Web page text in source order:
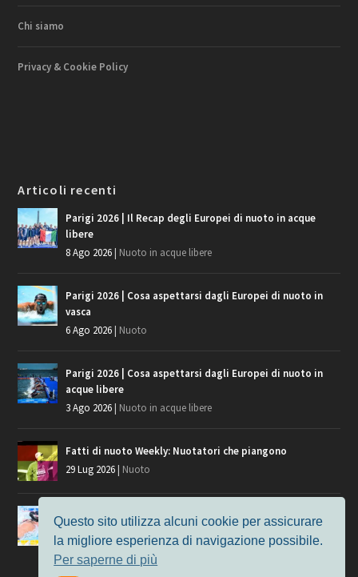
Chi siamo
Privacy & Cookie Policy
Articoli recenti
Parigi 2026 | Il Recap degli Europei di nuoto in acque
libere
8 Ago 2026| Nuoto in acque libere
Parigi 2026 | Cosa aspettarsi dagli Europei di nuoto in
vasca
6 Ago 2026| Nuoto
Parigi 2026 | Cosa aspettarsi dagli Europei di nuoto in
acque libere
3 Ago 2026| Nuoto in acque libere
Fatti di nuoto Weekly: Nuotatori che piangono
29 Lug 2026| Nuoto
Giochi del Mediterraneo, i convocati del nuoto per
9 Lug 2026
Nuoto
Questo sito utilizza alcuni cookie per assicurare
la migliore esperienza di navigazione possibile.
Per saperne di più